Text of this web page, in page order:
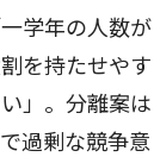
学年の人数が
を持たせやす
」。分離案は
過剰な競争意